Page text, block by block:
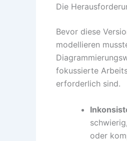
Die
Bevor diese
modellieren
fokussierte
erforderlich sind.
oder